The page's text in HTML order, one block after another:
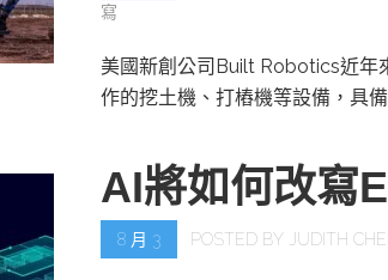
寫
美國新創公司Built Robotics近年
作的挖土機、打樁機等設備，具
AI將如何改寫
8 月 3 POSTED BY JUDITH